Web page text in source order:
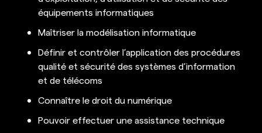
équipements informatiques
Maîtriser la modélisation informatique
Définir et contrôler l’application des procédures
qualité et sécurité des systèmes d’information
et de télécoms
Connaître le droit du numérique
Pouvoir effectuer une assistance technique